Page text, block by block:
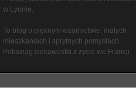
w Lyonie.
To blog o pięknym wzornictwie, małych
mieszkaniach i sprytnych pomysłach.
Pokazuję ciekawostki z życie we Francji.